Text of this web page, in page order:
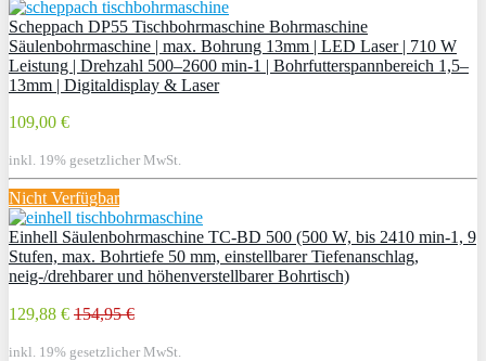
Scheppach DP55 Tischbohrmaschine Bohrmaschine
Säulenbohrmaschine | max. Bohrung 13mm | LED Laser | 710 W
Leistung | Drehzahl 500–2600 min-1 | Bohrfutterspannbereich 1,5–
13mm | Digitaldisplay & Laser
109,00 €
inkl. 19% gesetzlicher MwSt.
Nicht Verfügbar
Einhell Säulenbohrmaschine TC-BD 500 (500 W, bis 2410 min-1, 9
Stufen, max. Bohrtiefe 50 mm, einstellbarer Tiefenanschlag,
neig-/drehbarer und höhenverstellbarer Bohrtisch)
129,88 € 154,95 €
inkl. 19% gesetzlicher MwSt.